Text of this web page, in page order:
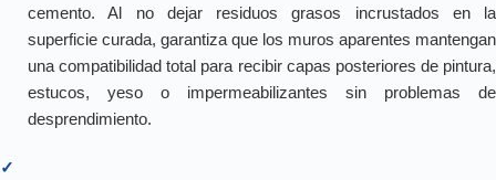
cemento. Al no dejar residuos grasos incrustados en la
superficie curada, garantiza que los muros aparentes mantengan
una compatibilidad total para recibir capas posteriores de pintura,
estucos, yeso o impermeabilizantes sin problemas de
desprendimiento.
✓